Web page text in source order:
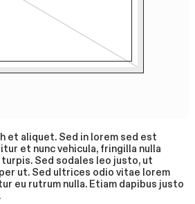
et aliquet. Sed in lorem sed est
et nunc vehicula, fringilla nulla
Sed sodales leo justo, ut
ut. Sed ultrices odio vitae lorem
eu rutrum nulla. Etiam dapibus justo